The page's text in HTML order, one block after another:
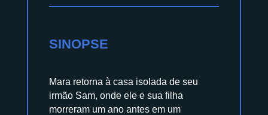
SINOPSE
Mara retorna à casa isolada de seu
irmão Sam, onde ele e sua filha
morreram um ano antes em um